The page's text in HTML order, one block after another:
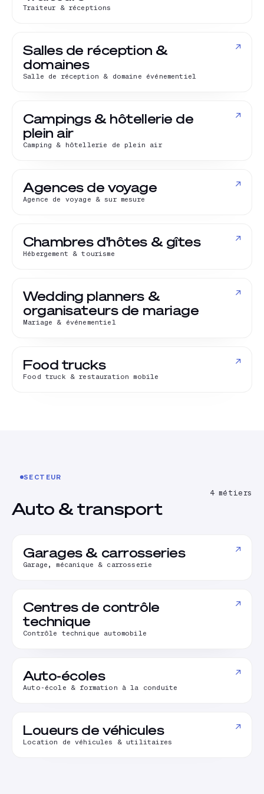
Traiteur & réceptions
Salles de réception &
domaines
Salle de réception & domaine événementiel
↗
Campings & hôtellerie de
plein air
Camping & hôtellerie de plein air
↗
Agences de voyage
Agence de voyage & sur mesure
↗
Chambres d'hôtes & gîtes
Hébergement & tourisme
↗
Wedding planners &
organisateurs de mariage
Mariage & événementiel
↗
Food trucks
Food truck & restauration mobile
↗
SECTEUR
Auto & transport
4 métiers
Garages & carrosseries
Garage, mécanique & carrosserie
↗
Centres de contrôle
technique
Contrôle technique automobile
↗
Auto-écoles
Auto-école & formation à la conduite
↗
Loueurs de véhicules
Location de véhicules & utilitaires
↗